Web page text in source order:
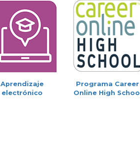
Aprendizaje
electrónico
Programa Career
Online High School